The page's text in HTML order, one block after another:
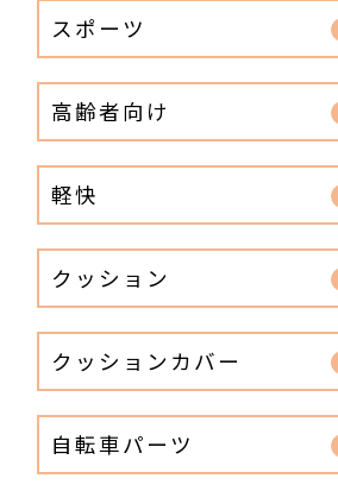
スポーツ
高齢者向け
軽快
クッション
クッションカバー
自転車パーツ